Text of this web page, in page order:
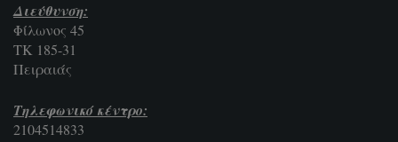
Διεύθυνση:
Φίλωνος 45
ΤΚ 185-31
Πειραιάς
Τηλεφωνικό κέντρο:
2104514833